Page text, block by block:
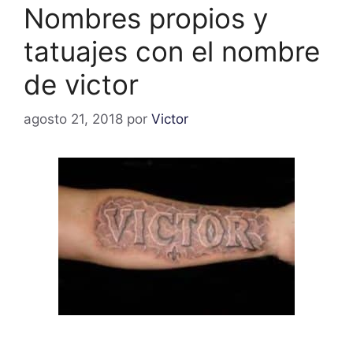
Nombres propios y
tatuajes con el nombre
de victor
agosto 21, 2018 por Victor